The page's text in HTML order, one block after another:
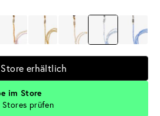
erhältlich
im Store
prüfen